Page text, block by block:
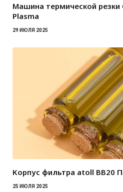
Машина термической
Plasma
29 ИЮЛЯ 2025
Корпус фильтра atoll BB20
25 ИЮЛЯ 2025